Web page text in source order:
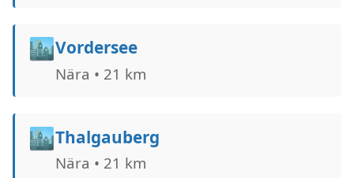
🏙️Vordersee
Nära • 21 km
🏙️Thalgauberg
Nära • 21 km